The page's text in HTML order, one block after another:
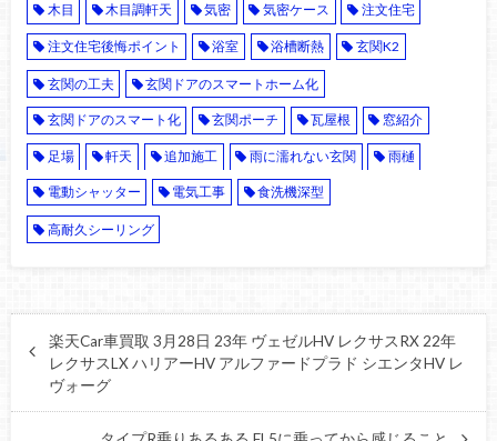
木目 木目調軒天 気密 気密ケース 注文住宅
注文住宅後悔ポイント 浴室 浴槽断熱 玄関K2
玄関の工夫 玄関ドアのスマートホーム化
玄関ドアのスマート化 玄関ポーチ 瓦屋根 窓紹介
足場 軒天 追加施工 雨に濡れない玄関 雨樋
電動シャッター 電気工事 食洗機深型
高耐久シーリング
楽天Car車買取 3月28日 23年 ヴェゼルHV レクサスRX 22年
レクサスLX ハリアーHV アルファードプラド シエンタHV レ
ヴォーグ